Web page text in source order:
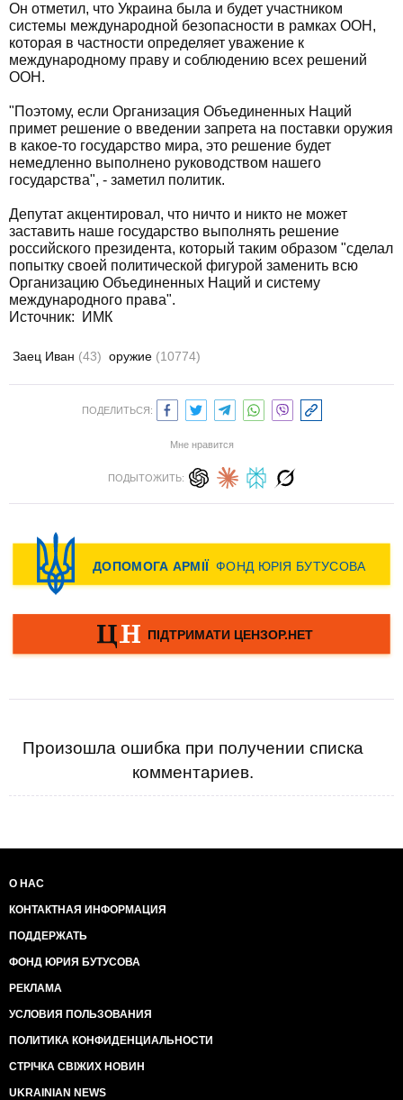
Он отметил, что Украина была и будет участником
системы международной безопасности в рамках ООН,
которая в частности определяет уважение к
международному праву и соблюдению всех решений
ООН.
"Поэтому, если Организация Объединенных Наций
примет решение о введении запрета на поставки оружия
в какое-то государство мира, это решение будет
немедленно выполнено руководством нашего
государства", - заметил политик.
Депутат акцентировал, что ничто и никто не может
заставить наше государство выполнять решение
российского президента, который таким образом "сделал
попытку своей политической фигурой заменить всю
Организацию Объединенных Наций и систему
международного права".
Источник: ИМК
Заец Иван (43) оружие (10774)
ПОДЕЛИТЬСЯ:
Мне нравится
ПОДЫТОЖИТЬ:
Произошла ошибка при получении списка
комментариев.
О НАС
КОНТАКТНАЯ ИНФОРМАЦИЯ
ПОДДЕРЖАТЬ
ФОНД ЮРИЯ БУТУСОВА
РЕКЛАМА
УСЛОВИЯ ПОЛЬЗОВАНИЯ
ПОЛИТИКА КОНФИДЕНЦИАЛЬНОСТИ
СТРІЧКА СВІЖИХ НОВИН
UKRAINIAN NEWS